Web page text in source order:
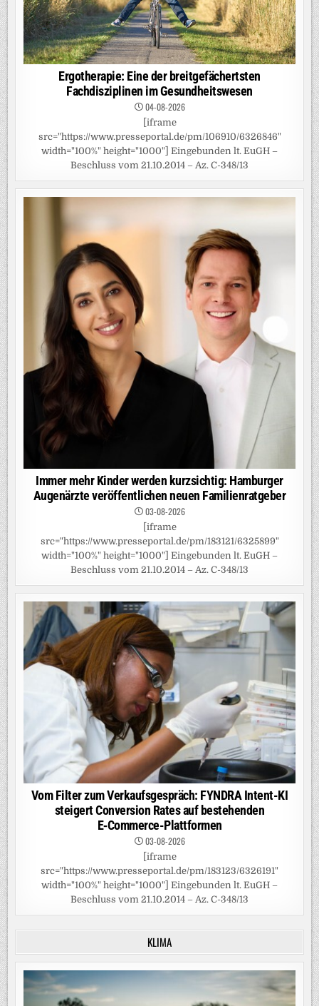
Ergotherapie: Eine der breitgefächertsten
Fachdisziplinen im Gesundheitswesen
04-08-2026
[iframe
src="https://www.presseportal.de/pm/106910/6326846"
width="100%" height="1000"] Eingebunden lt. EuGH –
Beschluss vom 21.10.2014 – Az. C-348/13
Immer mehr Kinder werden kurzsichtig: Hamburger
Augenärzte veröffentlichen neuen Familienratgeber
03-08-2026
[iframe
src="https://www.presseportal.de/pm/183121/6325899"
width="100%" height="1000"] Eingebunden lt. EuGH –
Beschluss vom 21.10.2014 – Az. C-348/13
Vom Filter zum Verkaufsgespräch: FYNDRA Intent-KI
steigert Conversion Rates auf bestehenden
E‑Commerce-Plattformen
03-08-2026
[iframe
src="https://www.presseportal.de/pm/183123/6326191"
width="100%" height="1000"] Eingebunden lt. EuGH –
Beschluss vom 21.10.2014 – Az. C-348/13
KLIMA